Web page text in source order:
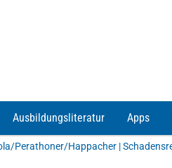
Ausbildungsliteratur Apps